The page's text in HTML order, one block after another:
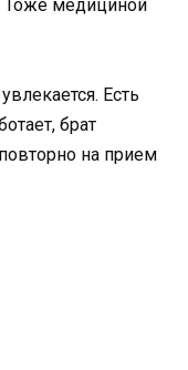
медициной
Есть
брат
на прием